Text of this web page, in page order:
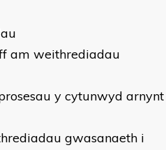
am weithrediadau
y cytunwyd arnynt
gwasanaeth i